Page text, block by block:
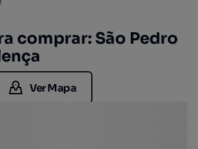
comprar: São Pedro
Ver Mapa